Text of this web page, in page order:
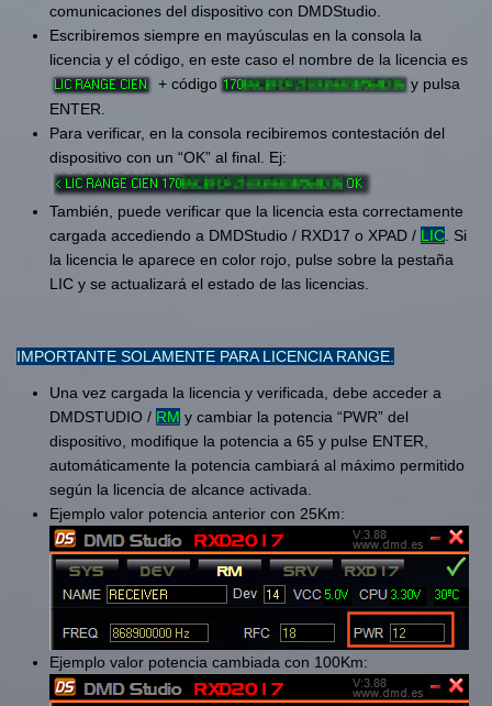
comunicaciones del dispositivo con DMDStudio.
Escribiremos siempre en mayúsculas en la consola la
licencia y el código, en este caso el nombre de la licencia es
+ código
y pulsa
ENTER.
Para verificar, en la consola recibiremos contestación del
dispositivo con un “OK” al final. Ej:
También, puede verificar que la licencia esta correctamente
cargada accediendo a DMDStudio / RXD17 o XPAD / LIC . Si
la licencia le aparece en color rojo, pulse sobre la pestaña
LIC y se actualizará el estado de las licencias.
IMPORTANTE SOLAMENTE PARA LICENCIA RANGE.
Una vez cargada la licencia y verificada, debe acceder a
DMDSTUDIO / RM y cambiar la potencia “PWR” del
dispositivo, modifique la potencia a 65 y pulse ENTER,
automáticamente la potencia cambiará al máximo permitido
según la licencia de alcance activada.
Ejemplo valor potencia anterior con 25Km:
Ejemplo valor potencia cambiada con 100Km: